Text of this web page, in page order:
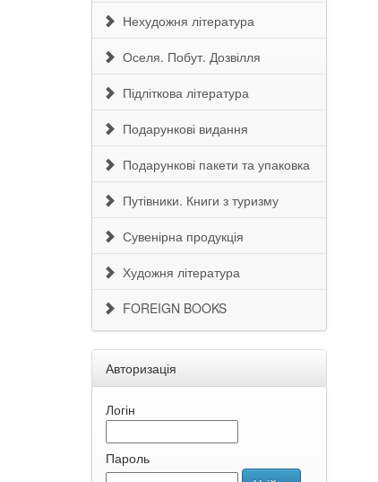
Нехудожня література
Оселя. Побут. Дозвілля
Підліткова література
Подарункові видання
Подарункові пакети та упаковка
Путівники. Книги з туризму
Сувенірна продукція
Художня література
FOREIGN BOOKS
Авторизація
Логін
Пароль